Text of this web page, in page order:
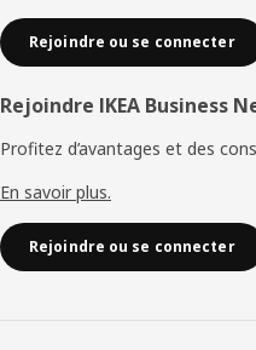
Rejoindre ou se connecter
Rejoindre IKEA Business
Profitez d’avantages et des
En savoir plus.
Rejoindre ou se connecter